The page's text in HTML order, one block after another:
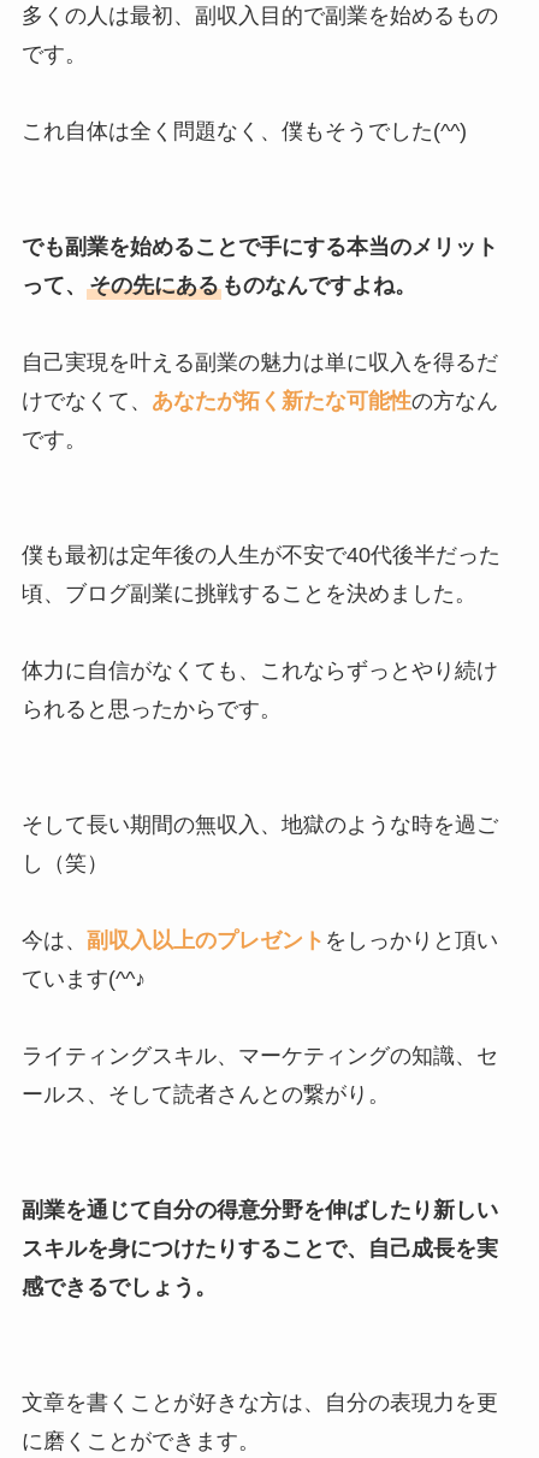
多くの人は最初、副収入目的で副業を始めるもの
です。
これ自体は全く問題なく、僕もそうでした(^^)
でも副業を始めることで手にする本当のメリット
って、 その先にあるものなんですよね。
自己実現を叶える副業の魅力は単に収入を得るだ
けでなくて、 あなたが拓く新たな可能性の方なん
です。
僕も最初は定年後の人生が不安で40代後半だった
頃、ブログ副業に挑戦することを決めました。
体力に自信がなくても、これならずっとやり続け
られると思ったからです。
そして長い期間の無収入、地獄のような時を過ご
し（笑）
今は、 副収入以上のプレゼント をしっかりと頂い
ています(^^♪
ライティングスキル、マーケティングの知識、セ
ールス、そして読者さんとの繋がり。
副業を通じて自分の得意分野を伸ばしたり新しい
スキルを身につけたりすることで、自己成長を実
感できるでしょう。
文章を書くことが好きな方は、自分の表現力を更
に磨くことができます。